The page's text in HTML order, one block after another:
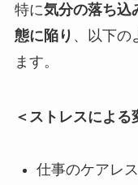
特に気分の落ち込
態に陥り 、以下の
ます。
＜ストレスによる
仕事のケアレ